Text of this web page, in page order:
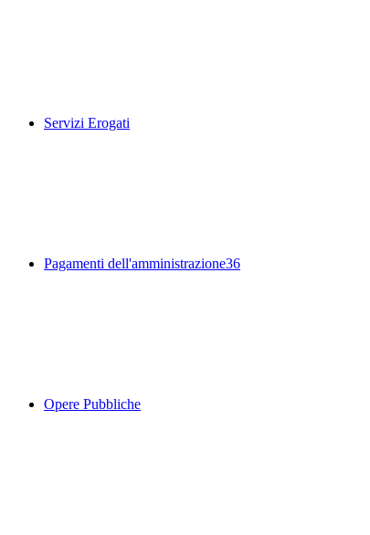
Servizi Erogati
Pagamenti dell'amministrazione36
Opere Pubbliche